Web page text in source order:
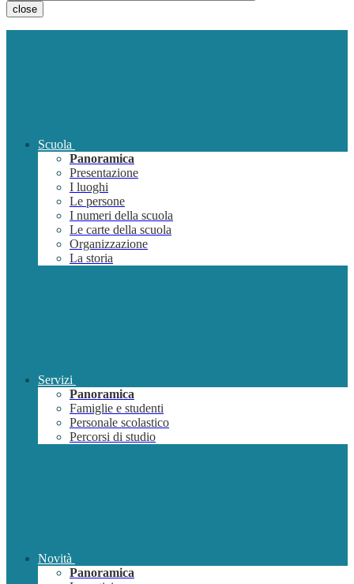
close
Scuola
Panoramica
Presentazione
I luoghi
Le persone
I numeri della scuola
Le carte della scuola
Organizzazione
La storia
Servizi
Panoramica
Famiglie e studenti
Personale scolastico
Percorsi di studio
Novità
Panoramica